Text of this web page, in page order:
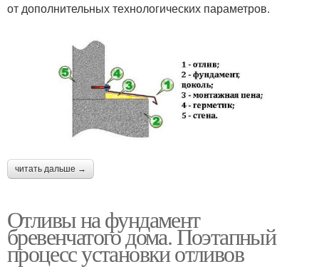
от дополнительных технологических параметров.
читать дальше →
Отливы на фундамент
бревенчатого дома. Поэтапный
процесс установки отливов